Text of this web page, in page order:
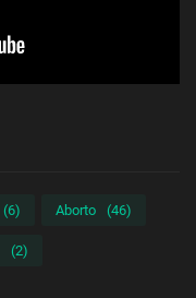
(6) Aborto (46)
(2)